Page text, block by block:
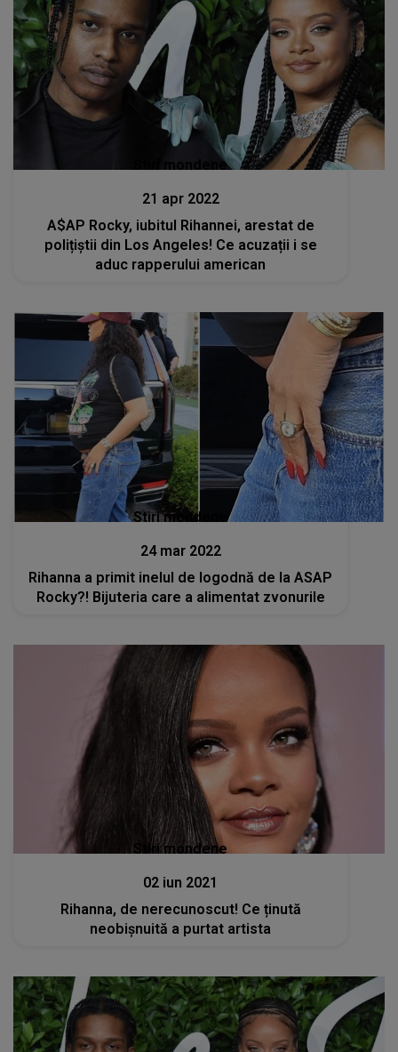
Stiri mondene
21 apr 2022
A$AP Rocky, iubitul Rihannei, arestat de
polițiștii din Los Angeles! Ce acuzații i se
aduc rapperului american
Stiri mondene
24 mar 2022
Rihanna a primit inelul de logodnă de la ASAP
Rocky?! Bijuteria care a alimentat zvonurile
Stiri mondene
02 iun 2021
Rihanna, de nerecunoscut! Ce ținută
neobișnuită a purtat artista